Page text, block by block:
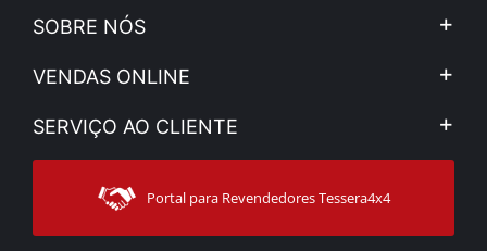
SOBRE NÓS
A Companhia
Notícias
Sitemap
VENDAS ONLINE
Minha Conta
Modos de Enviο
SERVIÇO AO CLIENTE
Contacto
Apoio ao cliente
Rastrear ordem
Portal para Revendedores Tessera4x4